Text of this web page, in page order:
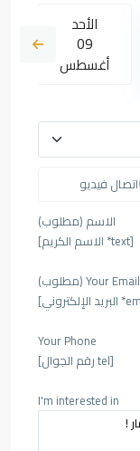
الأحد
09
أغسطس
اتصال فيديو
الاسم (مطلوب)
[text* الاسم الكريم]
Your Email (مطلوب)
Your Phone
[tel رقم الجوال]
I'm interested in